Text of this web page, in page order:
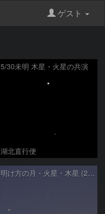
ゲスト
5/30未明 木星・火星の共演
湖北直行便
明け方の月・火星・木星 (2022/05/25)